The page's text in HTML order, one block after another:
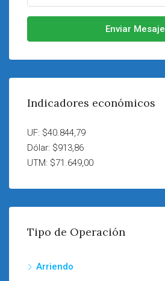
Enviar Mesaje
Indicadores económicos
UF: $40.844,79
Dólar: $913,86
UTM: $71.649,00
Tipo de Operación
Arriendo